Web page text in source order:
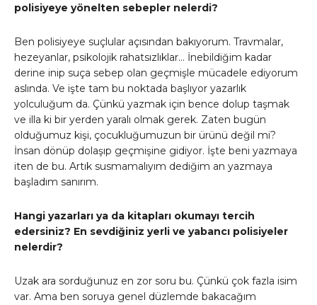
polisiyeye yönelten sebepler nelerdi?
Ben polisiyeye suçlular açısından bakıyorum. Travmalar,
hezeyanlar, psikolojik rahatsızlıklar… İnebildiğim kadar
derine inip suça sebep olan geçmişle mücadele ediyorum
aslında. Ve işte tam bu noktada başlıyor yazarlık
yolculuğum da. Çünkü yazmak için bence dolup taşmak
ve illa ki bir yerden yaralı olmak gerek. Zaten bugün
olduğumuz kişi, çocukluğumuzun bir ürünü değil mi?
İnsan dönüp dolaşıp geçmişine gidiyor. İşte beni yazmaya
iten de bu. Artık susmamalıyım dediğim an yazmaya
başladım sanırım.
Hangi yazarları ya da kitapları okumayı tercih
edersiniz? En sevdiğiniz yerli ve yabancı polisiyeler
nelerdir?
Uzak ara sorduğunuz en zor soru bu. Çünkü çok fazla isim
var. Ama ben soruya genel düzlemde bakacağım